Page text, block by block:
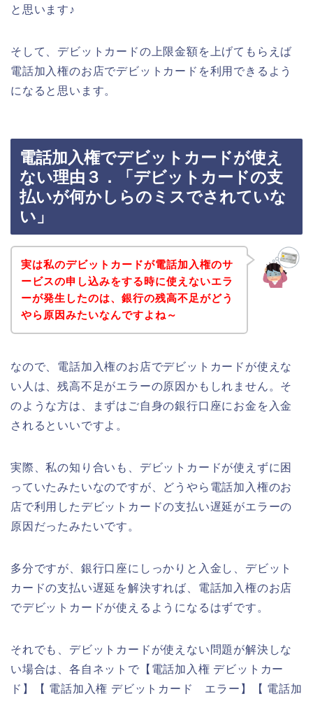
と思います♪
そして、デビットカードの上限金額を上げてもらえば
電話加入権のお店でデビットカードを利用できるよう
になると思います。
電話加入権でデビットカードが使え
ない理由３．「デビットカードの支
払いが何かしらのミスでされていな
い」
実は私のデビットカードが電話加入権のサ
ービスの申し込みをする時に使えないエラ
ーが発生したのは、銀行の残高不足がどう
やら原因みたいなんですよね～
なので、電話加入権のお店でデビットカードが使えな
い人は、残高不足がエラーの原因かもしれません。そ
のような方は、まずはご自身の銀行口座にお金を入金
されるといいですよ。
実際、私の知り合いも、デビットカードが使えずに困
っていたみたいなのですが、どうやら電話加入権のお
店で利用したデビットカードの支払い遅延がエラーの
原因だったみたいです。
多分ですが、銀行口座にしっかりと入金し、デビット
カードの支払い遅延を解決すれば、電話加入権のお店
でデビットカードが使えるようになるはずです。
それでも、デビットカードが使えない問題が解決しな
い場合は、各自ネットで【電話加入権 デビットカー
ド】【 電話加入権 デビットカード エラー】【 電話加